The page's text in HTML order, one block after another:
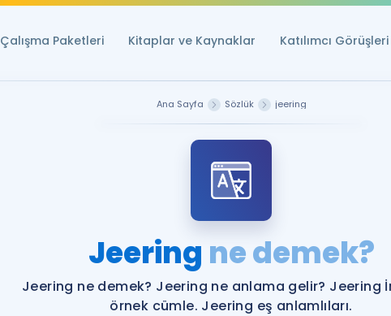
Çalışma Paketleri Kitaplar ve Kaynaklar Katılımcı Görüşleri
YDS ve
Rehberlik
YDS ve
Ana Sayfa Sözlük jeering
Jeering ne demek?
Jeering ne demek? Jeering ne anlama gelir? Jeering
örnek cümle. Jeering eş anlamlıları.